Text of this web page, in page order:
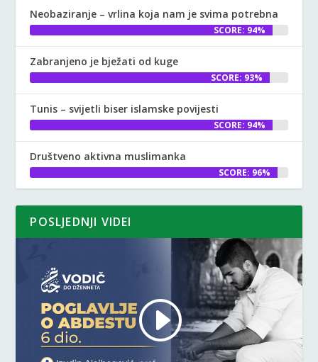
Neobaziranje – vrlina koja nam je svima potrebna
SCORE: 94%
Zabranjeno je bježati od kuge
SCORE: 93%
Tunis – svijetli biser islamske povijesti
SCORE: 94%
Društveno aktivna muslimanka
SCORE: 96%
POSLJEDNJI VIDEI